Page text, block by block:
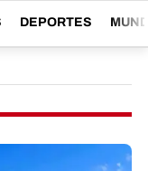
DEPORTES